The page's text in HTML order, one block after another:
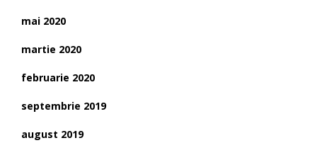
mai 2020
martie 2020
februarie 2020
septembrie 2019
august 2019